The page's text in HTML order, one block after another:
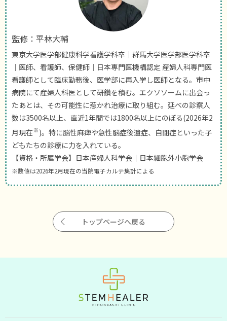
監修：平林大輔
東京大学医学部健康科学看護学科卒｜群馬大学医学部医学科卒
｜医師、看護師、保健師｜日本専門医機構認定 産婦人科専門医
看護師として臨床勤務後、医学部に再入学し医師となる。市中
病院にて産婦人科医として研鑽を積む。エクソソームに出会っ
たあとは、その可能性に惹かれ治療に取り組む。延べの診察人
数は3500名以上、直近1年間では1800名以上にのぼる(2026年2
月現在※)。特に脳性麻痺や急性脳症後遺症、自閉症といった子
どもたちの診療に力を入れている。
【資格・所属学会】日本産婦人科学会｜日本細胞外小胞学会
※数値は2026年2月現在の当院電子カルテ集計による
トップページへ戻る